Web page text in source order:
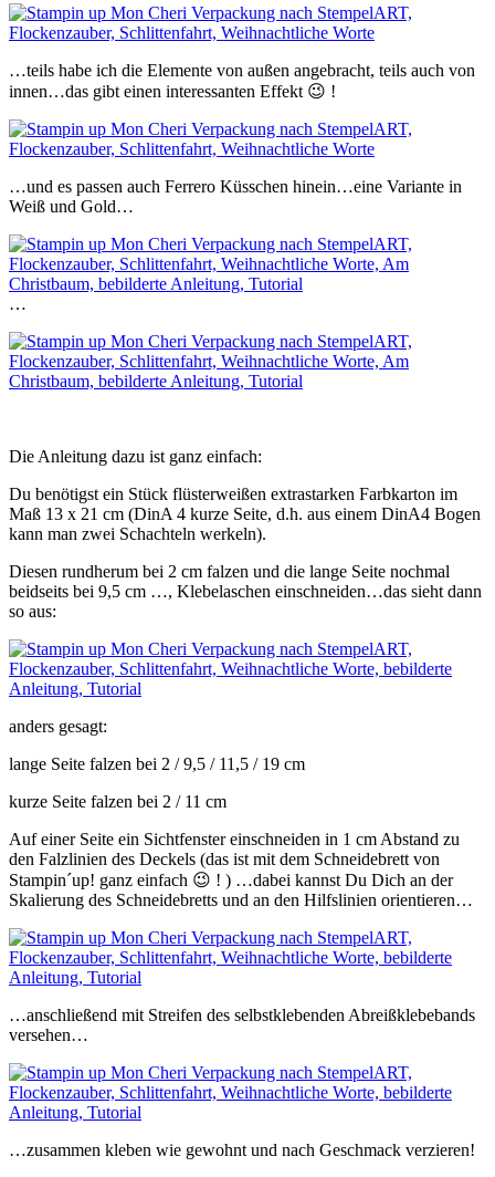
…teils habe ich die Elemente von außen angebracht, teils auch von
innen…das gibt einen interessanten Effekt 😉 !
…und es passen auch Ferrero Küsschen hinein…eine Variante in
Weiß und Gold…
…
Die Anleitung dazu ist ganz einfach:
Du benötigst ein Stück flüsterweißen extrastarken Farbkarton im
Maß 13 x 21 cm (DinA 4 kurze Seite, d.h. aus einem DinA4 Bogen
kann man zwei Schachteln werkeln).
Diesen rundherum bei 2 cm falzen und die lange Seite nochmal
beidseits bei 9,5 cm …, Klebelaschen einschneiden…das sieht dann
so aus:
anders gesagt:
lange Seite falzen bei 2 / 9,5 / 11,5 / 19 cm
kurze Seite falzen bei 2 / 11 cm
Auf einer Seite ein Sichtfenster einschneiden in 1 cm Abstand zu
den Falzlinien des Deckels (das ist mit dem Schneidebrett von
Stampin´up! ganz einfach 😉 ! ) …dabei kannst Du Dich an der
Skalierung des Schneidebretts und an den Hilfslinien orientieren…
…anschließend mit Streifen des selbstklebenden Abreißklebebands
versehen…
…zusammen kleben wie gewohnt und nach Geschmack verzieren!